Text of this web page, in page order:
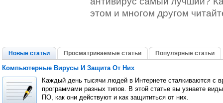
этом и многом другом
Новые статьи Просматриваемые статьи Популярные статьи
Компьютерные Вирусы И Защита От Них
Каждый день тысячи людей в Интернете сталкиваются с
программами разных типов. В этой статье вы узнаете
ПО, как они действуют и как защититься от них.